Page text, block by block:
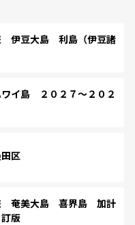
伊豆大島 利島（伊豆諸
イ島 ２０２７～２０２
区
奄美大島 喜界島 加計
版